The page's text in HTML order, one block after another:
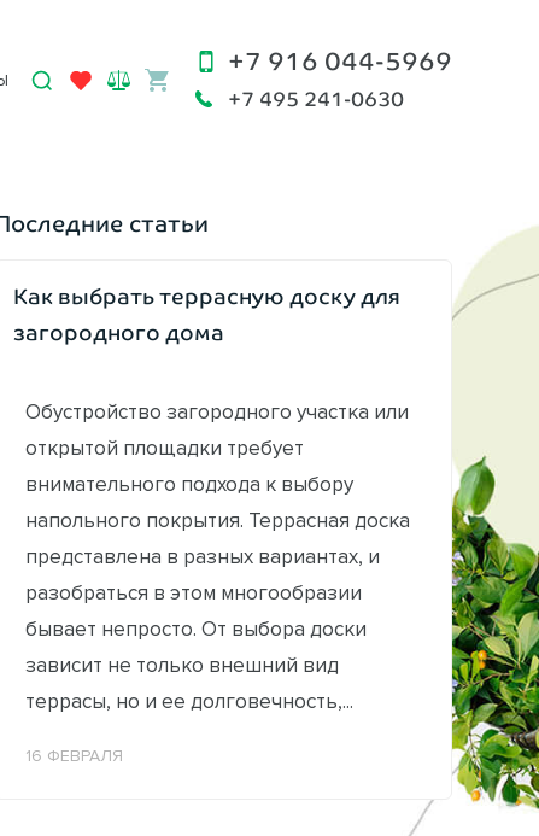
+7 916 044-5969
+7 495 241-0630
статьи
Как выбрать террасную доску для
загородного дома
Обустройство загородного участка или
открытой площадки требует
внимательного подхода к выбору
напольного покрытия. Террасная доска
представлена в разных вариантах, и
разобраться в этом многообразии
бывает непросто. От выбора доски
зависит не только внешний вид
террасы, но и ее долговечность,...
16 ФЕВРАЛЯ